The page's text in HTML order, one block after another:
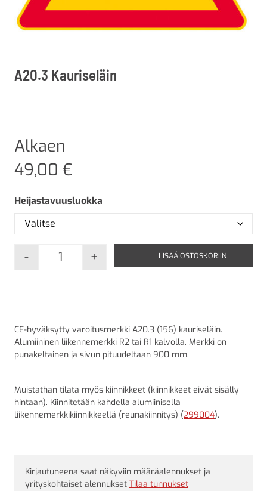
A20.3 Kauriseläin
Alkaen
49,00 €
Heijastavuusluokka
A20.3 Kauriseläin määrä
- + LISÄÄ OSTOSKORIIN
CE-hyväksytty varoitusmerkki A20.3 (156) kauriseläin.
Alumiininen liikennemerkki R2 tai R1 kalvolla. Merkki on
punakeltainen ja sivun pituudeltaan 900 mm.
Muistathan tilata myös kiinnikkeet (kiinnikkeet eivät sisälly
hintaan). Kiinnitetään kahdella alumiinisella
liikennemerkkikiinnikkeellä (reunakiinnitys) (299004).
Kirjautuneena saat näkyviin määräalennukset ja
yrityskohtaiset alennukset Tilaa tunnukset